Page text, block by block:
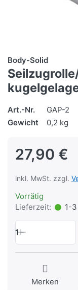
Body-Solid
Art.-Nr.
GAP-2
Gewicht
0,2 kg
27,90 €
inkl. MwSt. zzgl.
Vorrätig
Lieferzeit:
1-
1
Merken